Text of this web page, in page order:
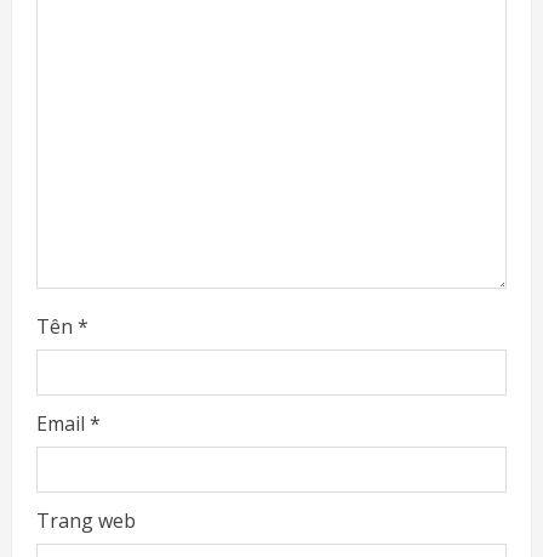
Tên *
Email *
Trang web